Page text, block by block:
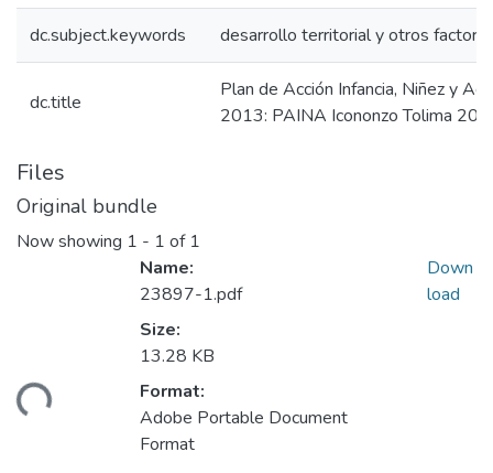
dc.subject.keywords desarrollo territorial y otros
dc.title
Plan de Acción Infancia, Niñez y
2013: PAINA Icononzo Tolima
Files
Original bundle
Now showing 1 - 1 of 1
Name:
23897-1.pdf
Size:
13.28 KB
Format:
Adobe Portable Document
Format
Down
load